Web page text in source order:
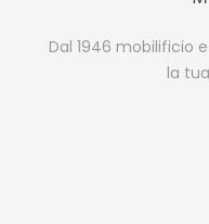
Dal 1946 mobilificio
la